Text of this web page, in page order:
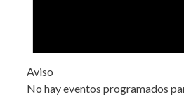
Aviso
No hay eventos programados